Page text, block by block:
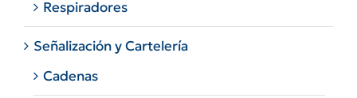
Respiradores
Señalización y Cartelería
Cadenas